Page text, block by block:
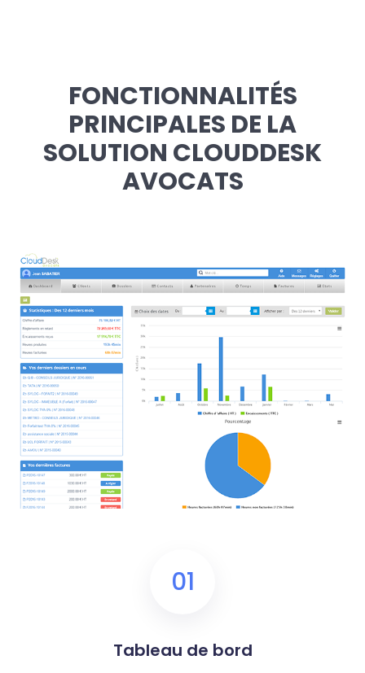
FONCTIONNALITÉS
PRINCIPALES DE LA
SOLUTION CLOUDDESK
AVOCATS
01
Tableau de bord